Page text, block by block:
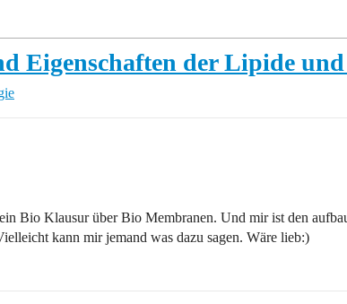
Eigenschaften der Lipide
Bio Klausur über Bio Membranen. Und mir ist den
kann mir jemand was dazu sagen. Wäre lieb:)